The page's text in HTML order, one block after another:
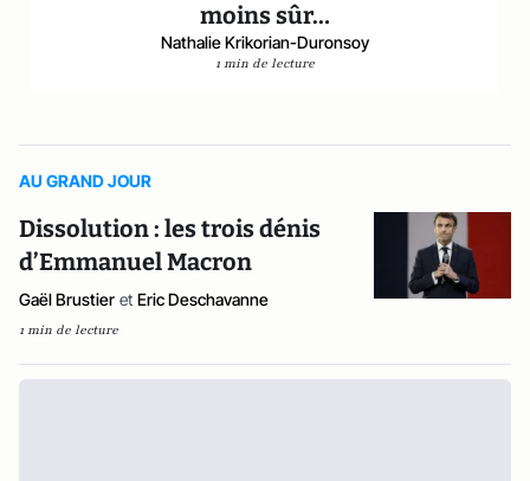
moins sûr…
Nathalie Krikorian-Duronsoy
1 min de lecture
AU GRAND JOUR
Dissolution : les trois dénis
d’Emmanuel Macron
Gaël Brustier et Eric Deschavanne
1 min de lecture